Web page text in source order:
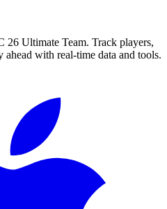
26 Ultimate Team. Track players,
with real-time data and tools.